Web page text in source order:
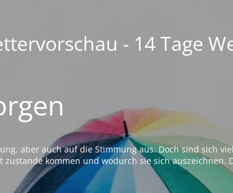
- 14 Tage
aber auch auf die Stimmung aus. Doch sind sich
kommen und wodurch sie sich auszeichnen.